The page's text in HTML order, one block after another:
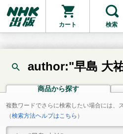
カート 検索
author:"早島 大
商品から探す
複数ワードでさらに検索したい場合には、
（検索方法ヘルプはこちら ）